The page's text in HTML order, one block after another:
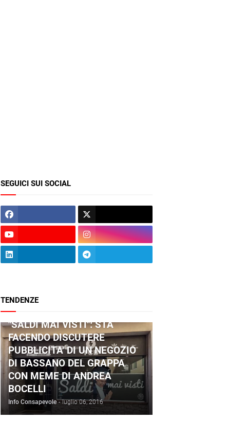
SEGUICI SUI SOCIAL
TENDENZE
"SALDI MAI VISTI": STA
FACENDO DISCUTERE
PUBBLICITA' DI UN NEGOZIO
DI BASSANO DEL GRAPPA
CON MEME DI ANDREA
BOCELLI
Info Consapevole - luglio 06, 2016